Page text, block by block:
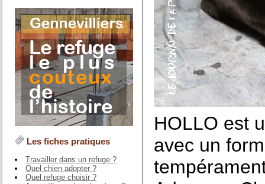
Les fiches pratiques
Travailler dans un refuge ?
Quel chien adopter ?
Quel refuge choisir ?
HOLLO est
avec un